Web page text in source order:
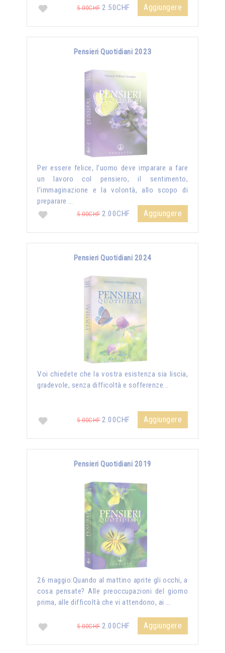
5.00CHF2.50CHF Aggiungere
Pensieri Quotidiani 2023
Per essere felice, l’uomo deve imparare a fare
un lavoro col pensiero, il sentimento,
l’immaginazione e la volontà, allo scopo di
preparare …
5.00CHF2.00CHF Aggiungere
Pensieri Quotidiani 2024
Voi chiedete che la vostra esistenza sia liscia,
gradevole, senza difficoltà e sofferenze...
5.00CHF2.00CHF Aggiungere
Pensieri Quotidiani 2019
26 maggio:Quando al mattino aprite gli occhi, a
cosa pensate? Alle preoccupazioni del giorno
prima, alle difficoltà che vi attendono, ai …
5.00CHF2.00CHF Aggiungere